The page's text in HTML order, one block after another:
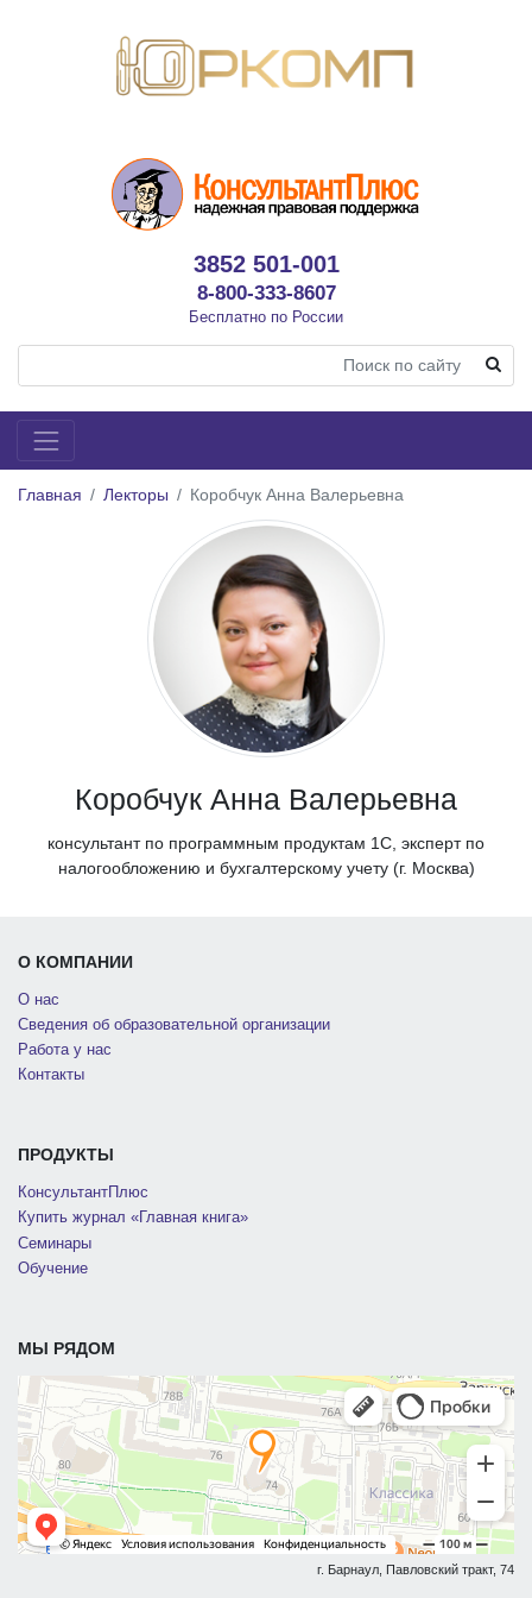
3852 501-001
8-800-333-8607
Бесплатно по России
Главная Лекторы Коробчук Анна Валерьевна
Коробчук Анна Валерьевна
консультант по программным продуктам 1С, эксперт по
налогообложению и бухгалтерскому учету (г. Москва)
О КОМПАНИИ
О нас
Сведения об образовательной организации
Работа у нас
Контакты
ПРОДУКТЫ
КонсультантПлюс
Купить журнал «Главная книга»
Семинары
Обучение
МЫ РЯДОМ
г. Барнаул, Павловский тракт, 74